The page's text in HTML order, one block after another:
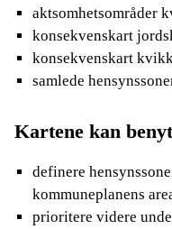
aktsomhetsområder
konsekvenskart
konsekvenskart
samlede
Kartene kan
definere
kommuneplanens
prioritere videre